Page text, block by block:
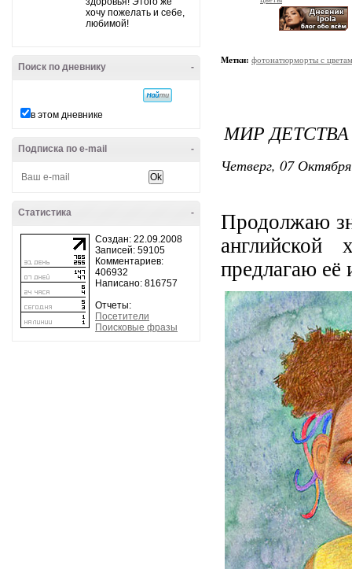
хочу пожелать и себе,
любимой!
-
Поиск по дневнику
в этом дневнике
-
Подписка по e-mail
-
Статистика
Создан: 22.09.2008
Записей: 59105
Комментариев:
406932
Написано: 816757
Отчеты:
Посетители
Поисковые фразы
Метки: фотонатюрморты с
МИР
Четверг, 07
Продолжаю
предлагаю её